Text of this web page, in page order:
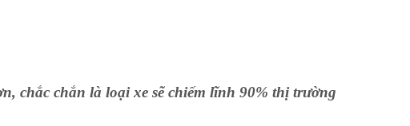
chắc chắn là loại xe sẽ chiếm lĩnh 90% thị trường